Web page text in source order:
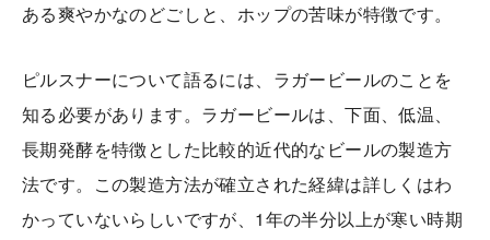
ある爽やかなのどごしと、ホップの苦味が特徴です。
ピルスナーについて語るには、ラガービールのことを
知る必要があります。ラガービールは、下面、低温、
長期発酵を特徴とした比較的近代的なビールの製造方
法です。この製造方法が確立された経緯は詳しくはわ
かっていないらしいですが、1年の半分以上が寒い時期